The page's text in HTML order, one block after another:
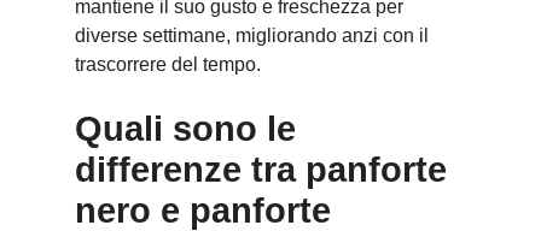
mantiene il suo gusto e freschezza per
diverse settimane, migliorando anzi con il
trascorrere del tempo.
Quali sono le
differenze tra panforte
nero e panforte